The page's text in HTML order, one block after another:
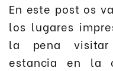
En este post os
los lugares
la pena visitar
estancia en la